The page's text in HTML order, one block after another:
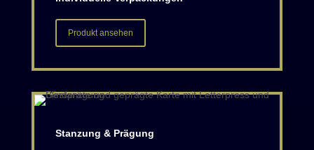
Produkt ansehen
Stanzung & Prägung